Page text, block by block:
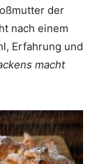
der
nach einem
Erfahrung und
macht